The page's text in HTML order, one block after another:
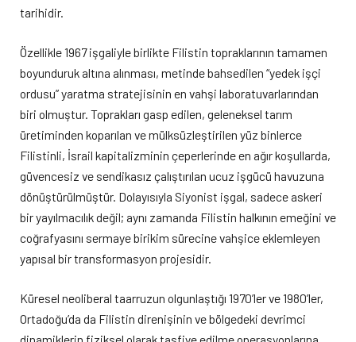
tarihidir.
Özellikle 1967 işgaliyle birlikte Filistin topraklarının tamamen
boyunduruk altına alınması, metinde bahsedilen “yedek işçi
ordusu” yaratma stratejisinin en vahşi laboratuvarlarından
biri olmuştur. Toprakları gasp edilen, geleneksel tarım
üretiminden koparılan ve mülksüzleştirilen yüz binlerce
Filistinli, İsrail kapitalizminin çeperlerinde en ağır koşullarda,
güvencesiz ve sendikasız çalıştırılan ucuz işgücü havuzuna
dönüştürülmüştür. Dolayısıyla Siyonist işgal, sadece askeri
bir yayılmacılık değil; aynı zamanda Filistin halkının emeğini ve
coğrafyasını sermaye birikim sürecine vahşice eklemleyen
yapısal bir transformasyon projesidir.
Küresel neoliberal taarruzun olgunlaştığı 1970’ler ve 1980’ler,
Ortadoğu’da da Filistin direnişinin ve bölgedeki devrimci